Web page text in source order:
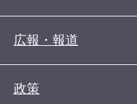
広報・報道
政策